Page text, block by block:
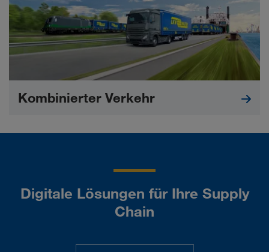
Kombinierter Verkehr
Digitale Lösungen für Ihre Supply
Chain